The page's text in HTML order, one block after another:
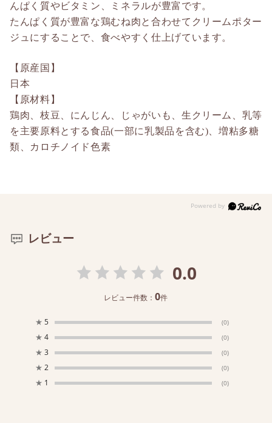
んぱく質やビタミン、ミネラルが豊富です。
たんぱく質が豊富な鶏むね肉と合わせてクリームポター
ジュにすることで、食べやすく仕上げています。
【原産国】
日本
【原材料】
鶏肉、枝豆、にんじん、じゃがいも、生クリーム、乳等
を主要原料とする食品(一部に乳製品を含む)、増粘多糖
類、カロチノイド色素
レビュー
0.0
レビュー件数：0件
★ 5 (0)
★ 4 (0)
★ 3 (0)
★ 2 (0)
★ 1 (0)